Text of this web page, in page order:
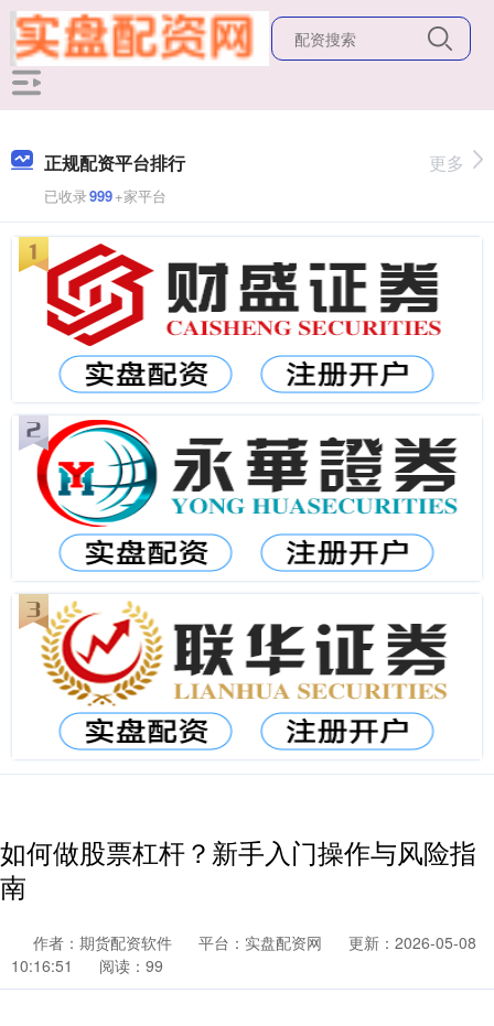
正规配资平台排行
已收录999+家平台
更多
如何做股票杠杆？新手入门操作与风险指
南
作者：期货配资软件 平台：实盘配资网
更新：2026-05-08
10:16:51
阅读：99